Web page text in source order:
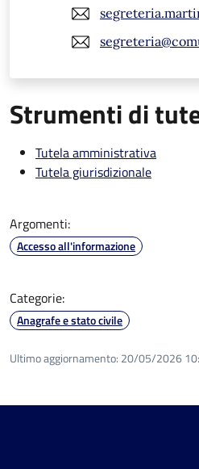
Strumenti di
Tutela amministrativa
Tutela giurisdizionale
Argomenti:
Accesso all'informazione
Categorie:
Anagrafe e stato civile
Ultimo aggiornamento: 20/05/2026